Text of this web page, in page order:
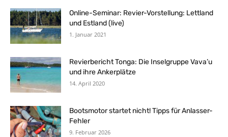
Online-Seminar: Revier-Vorstellung: Lettland
und Estland (live)
1. Januar 2021
Revierbericht Tonga: Die Inselgruppe Vava’u
und ihre Ankerplätze
14. April 2020
Bootsmotor startet nicht! Tipps für Anlasser-
Fehler
9. Februar 2026